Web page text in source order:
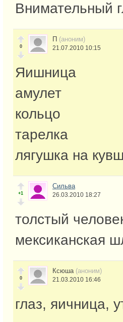
Внимательный
0
П (аноним)
21.07.2010 10:15
Яишница
амулет
кольцо
тарелка
лягушка на
+1
Сильва
26.03.2010 18:27
толстый
мексиканская
0
Ксюша (аноним)
21.03.2010 16:46
глаз, яичница,